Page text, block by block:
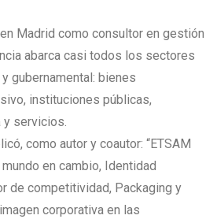
Madrid como consultor en gestión
abarca casi todos los sectores
gubernamental: bienes
instituciones públicas,
y servicios.
como autor y coautor: “ETSAM
en cambio, Identidad
de competitividad, Packaging y
corporativa en las